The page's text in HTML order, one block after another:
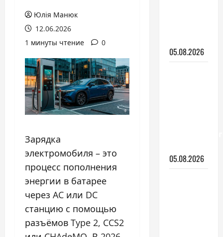
Юлія Манюк
12.06.2026
1 минуты чтение
0
Зарядка
электромобиля – это
процесс пополнения
энергии в батарее
через AC или DC
станцию с помощью
разъёмов Type 2, CCS2
05.08.2026
05.08.2026